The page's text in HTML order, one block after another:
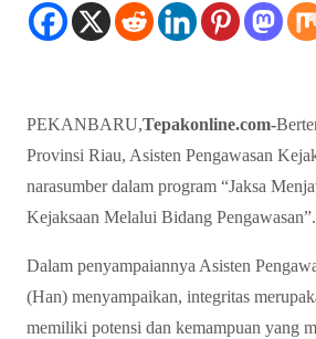
PEKANBARU,Tepakonline.com-
Provinsi Riau, Asisten Pengawasan
narasumber dalam program “Jaksa
Kejaksaan Melalui Bidang
Dalam penyampaiannya Asisten
(Han) menyampaikan, integritas
memiliki potensi dan kemampuan yang